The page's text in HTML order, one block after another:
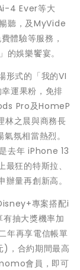
4 Ever等大
聽，及MyVide
體驗等服務，
娛樂饗宴。
形式的「我的VI
運果粉，免排
Pro及HomeP
林之晨與商務長
氛相當熱烈。
去年 iPhone 13
狂的特斯拉、
量再創新高。
專案搭配i
抽大獎機率加
年再享電信帳單
，合約期間最高
會員，即可